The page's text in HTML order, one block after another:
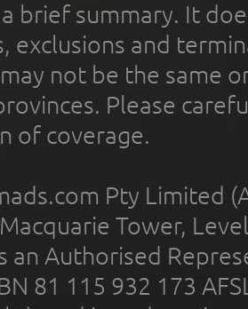
brief summary. It
exclusions and
not be the same
Please
of coverage.
Pty Limited
Tower,
an Authorised
81 115 932 173